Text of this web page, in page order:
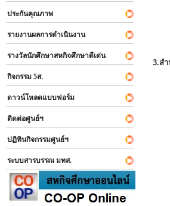
ประกันคุณภาพ
รายงานผลการดำเนินงาน
รางวัลนักศึกษาสหกิจศึกษาดีเด่น
กิจกรรม 5ส.
ดาวน์โหลดแบบฟอร์ม
ติดต่อศูนย์ฯ
ปฏิทินกิจกรรมศูนย์ฯ
ระบบสารบรรณ มทส.
3.ส